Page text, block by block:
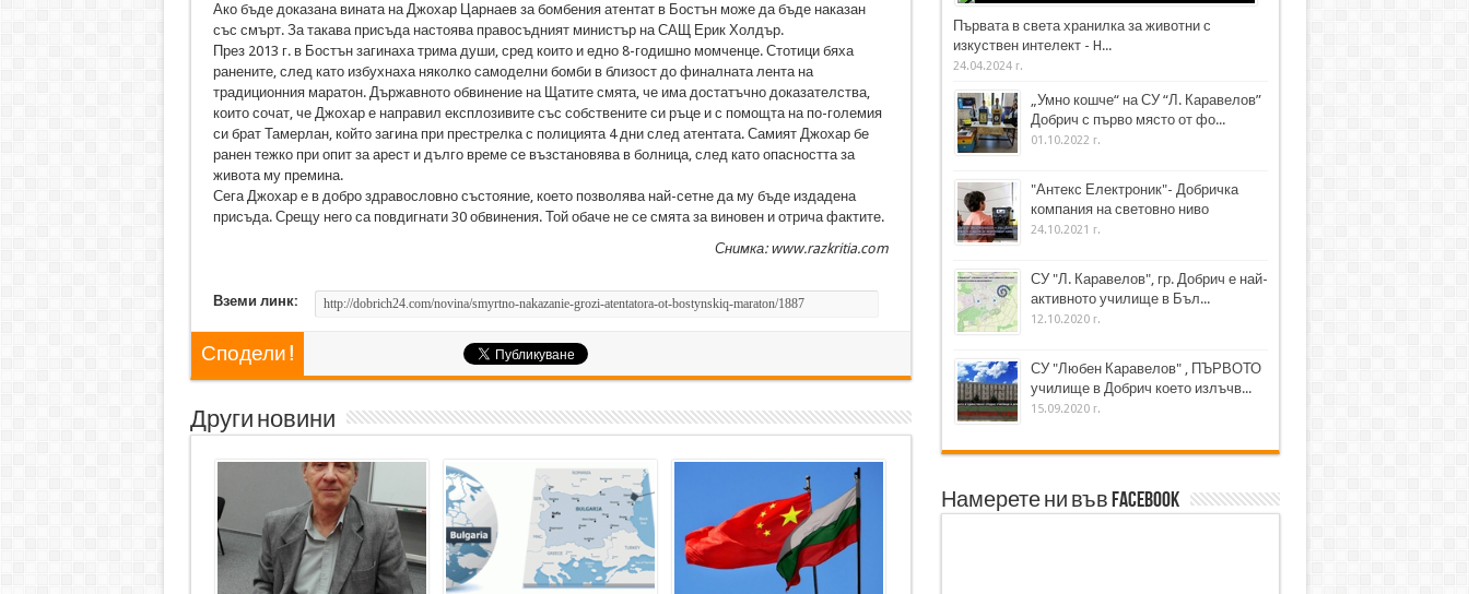
Ако бъде доказана вината на Джохар Царнаев за бомбения атентат в Бостън може да бъде наказан
със смърт. За такава присъда настоява правосъдният министър на САЩ Ерик Холдър.
През 2013 г. в Бостън загинаха трима души, сред които и едно 8-годишно момченце. Стотици бяха
ранените, след като избухнаха няколко самоделни бомби в близост до финалната лента на
традиционния маратон. Държавното обвинение на Щатите смята, че има достатъчно доказателства,
които сочат, че Джохар е направил експлозивите със собствените си ръце и с помощта на по-големия
си брат Тамерлан, който загина при престрелка с полицията 4 дни след атентата. Самият Джохар бе
ранен тежко при опит за арест и дълго време се възстановява в болница, след като опасността за
живота му премина.
Сега Джохар е в добро здравословно състояние, което позволява най-сетне да му бъде издадена
присъда. Срещу него са повдигнати 30 обвинения. Той обаче не се смята за виновен и отрича фактите.
Снимка: www.razkritia.com
Вземи линк:
Сподели !
Други новини
Първата в света хранилка за животни с
изкуствен интелект - H...
24.04.2024 г.
„Умно кошче“ на СУ “Л. Каравелов”
Добрич с първо място от фо...
01.10.2022 г.
"Антекс Електроник"- Добричка
компания на световно ниво
24.10.2021 г.
СУ "Л. Каравелов", гр. Добрич е най-
активното училище в Бъл...
12.10.2020 г.
СУ "Любен Каравелов" , ПЪРВОТО
училище в Добрич което излъчв...
15.09.2020 г.
Намерете ни във Facebook